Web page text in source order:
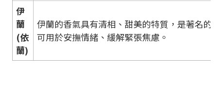
伊
蘭
(依
蘭)
伊蘭的香氣具有清相、甜美的特質，是著名的
可用於安撫情緒、緩解緊張焦慮。